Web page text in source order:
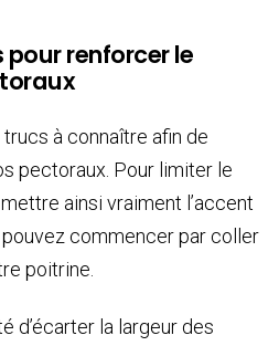
renforcer le
à connaître afin de
pectoraux. Pour limiter le
ainsi vraiment l’accent
commencer par coller
poitrine.
d’écarter la largeur des